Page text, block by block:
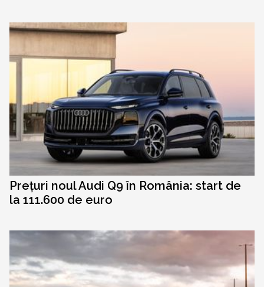
Prețuri noul Audi Q9 în România: start de
la 111.600 de euro